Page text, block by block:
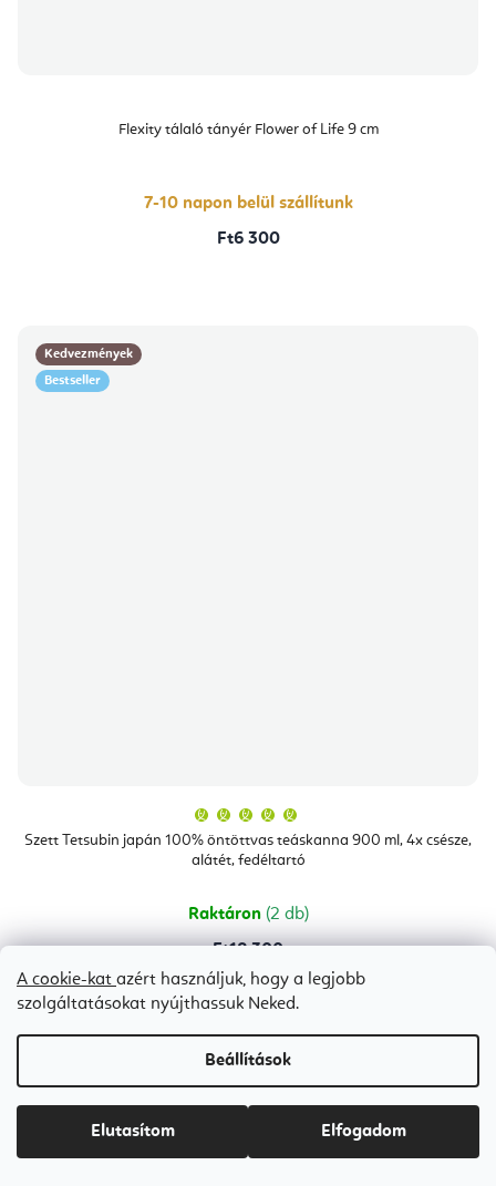
A cookie-kat azért használjuk, hogy a legjobb
szolgáltatásokat nyújthassuk Neked.
Beállítások
Elutasítom Elfogadom
Flexity tálaló tányér Flower of Life 9 cm
7-10 napon belül szállítunk
Ft6 300
Kedvezmények
Bestseller
Szett Tetsubin japán 100% öntöttvas teáskanna 900 ml, 4x csésze,
alátét, fedéltartó
átlagos
értékelése
5-
csillag.
Raktáron (2 db)
Ft18 300
Ft20 500 (–10 %)